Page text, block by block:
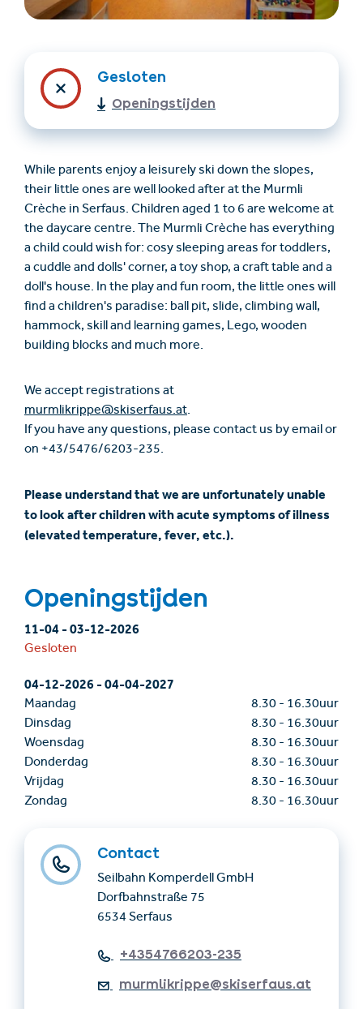
Accommodatie
vinden
Ticket- &
cadeaushop
Nederlands
+43/5476/6239
info@serfaus-fiss-ladis.at
Gesloten
Openingstijden
While parents enjoy a leisurely ski down the slopes,
their little ones are well looked after at the Murmli
Crèche in Serfaus. Children aged 1 to 6 are welcome at
the daycare centre. The Murmli Crèche has everything
a child could wish for: cosy sleeping areas for toddlers,
a cuddle and dolls' corner, a toy shop, a craft table and a
doll's house. In the play and fun room, the little ones will
find a children's paradise: ball pit, slide, climbing wall,
hammock, skill and learning games, Lego, wooden
building blocks and much more.
We accept registrations at
murmlikrippe@skiserfaus.at.
If you have any questions, please contact us by email or
on +43/5476/6203-235.
Please understand that we are unfortunately unable
to look after children with acute symptoms of illness
(elevated temperature, fever, etc.).
Openingstijden
11-04-03-12-2026
Gesloten
04-12-2026-04-04-2027
Maandag 8.30 - 16.30uur
Dinsdag
8.30 - 16.30uur
Woensdag
8.30 - 16.30uur
Donderdag
8.30 - 16.30uur
Vrijdag
8.30 - 16.30uur
Zondag
8.30 - 16.30uur
Contact
Seilbahn Komperdell GmbH
Dorfbahnstraße 75
6534 Serfaus
+4354766203-235
murmlikrippe@skiserfaus.at